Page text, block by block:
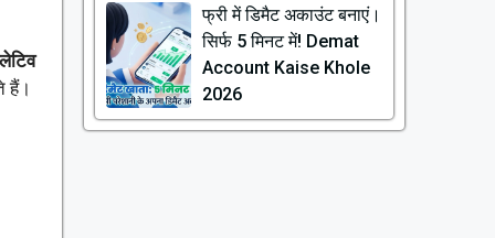
हैं।
फ्री में डिमैट अकाउंट बनाएं।
सिर्फ 5 मिनट में! Demat
Account Kaise Khole
2026